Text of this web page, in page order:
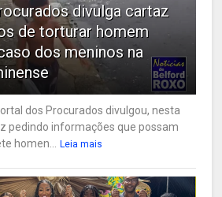
divulga cartaz
de torturar homem
dos meninos na
dos Procurados divulgou, nesta
pedindo informações que possam
homen...
Leia mais